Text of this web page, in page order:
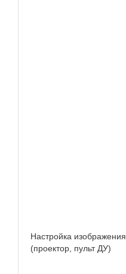
Настройка изображения
(проектор, пульт ДУ)